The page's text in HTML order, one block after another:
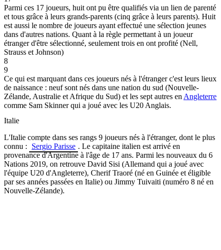
Parmi ces 17 joueurs, huit ont pu être qualifiés via un lien de parenté
et tous grâce à leurs grands-parents (cinq grâce à leurs parents). Huit
est aussi le nombre de joueurs ayant effectué une sélection jeunes
dans d'autres nations. Quant à la règle permettant à un joueur
étranger d'être sélectionné, seulement trois en ont profité (Nell,
Strauss et Johnson)
8
9
Ce qui est marquant dans ces joueurs nés à l'étranger c'est leurs lieux
de naissance : neuf sont nés dans une nation du sud (Nouvelle-
Zélande, Australie et Afrique du Sud) et les sept autres en Angleterre
comme Sam Skinner qui a joué avec les U20 Anglais.
Italie
L'Italie compte dans ses rangs 9 joueurs nés à l'étranger, dont le plus
connu :
Sergio Parisse . Le capitaine italien est arrivé en
provenance d'Argentine à l'âge de 17 ans. Parmi les nouveaux du 6
Nations 2019, on retrouve David Sisi (Allemand qui a joué avec
l'équipe U20 d'Angleterre), Cherif Traoré (né en Guinée et éligible
par ses années passées en Italie) ou Jimmy Tuivaiti (numéro 8 né en
Nouvelle-Zélande).